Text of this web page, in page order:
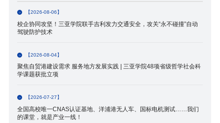
【2026-08-06】
校企协同攻坚！三亚学院联手吉利发力交通安全，攻关“永不碰撞”自动
驾驶防护技术
【2026-08-04】
聚焦自贸港建设需求 服务地方发展实践 | 三亚学院48项省级哲学社会科
学课题获批立项
【2026-07-27】
全国高校唯一CNAS认证基地、洋浦港无人车、国标电机测试……我们
的课堂，就是产业一线！